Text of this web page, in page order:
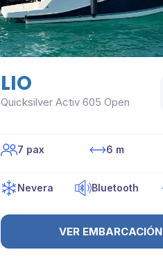
LIO
Quicksilver Activ 605 Open
7 pax 6 m
Nevera Bluetooth
VER EMBARCACIÓN